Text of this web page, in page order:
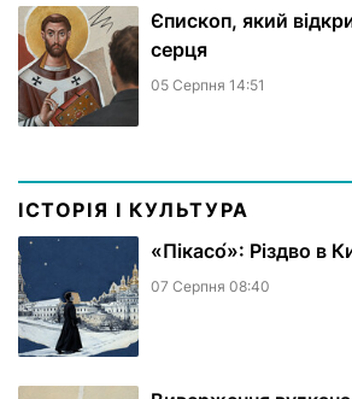
Єпископ, який
серця
05 Серпня 14:51
ІСТОРІЯ І КУЛЬТУРА
«Пікасо́»: Різдво в
07 Серпня 08:40